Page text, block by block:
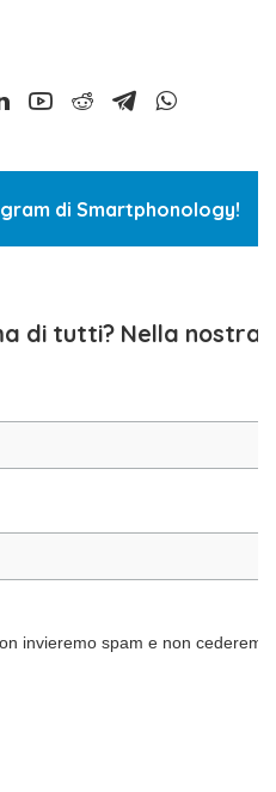
di Smartphonology!
di tutti? Nella nostra
invieremo spam e non